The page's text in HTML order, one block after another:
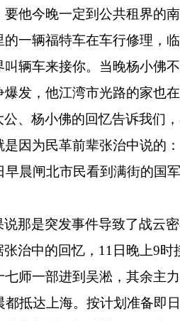
要他今晚一定到公共租界的
的一辆福特车在车行修理，
叫辆车来接你。当晚杨小佛
爆发，他江湾市光路的家也
公、杨小佛的回忆告诉我们，
是因为民革前辈张治中说的
早晨闸北市民看到满街的国
说那是突发事件导致了战云
张治中的回忆， 11日晚上9时
七师一部进到吴淞，其余主
都抵达上海。按计划准备即